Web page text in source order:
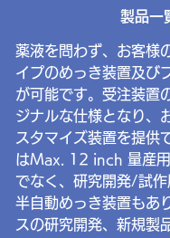
製品一
薬液を問わず、お客様
イプのめっき装置及び
が可能です。 受注装置
ジナルな仕様となり、
スタマイズ装置を提供
はMax. 12 inch 量産
でなく、​研究開発/試作
半自動めっき装置もあ
スの研究開発、新規製